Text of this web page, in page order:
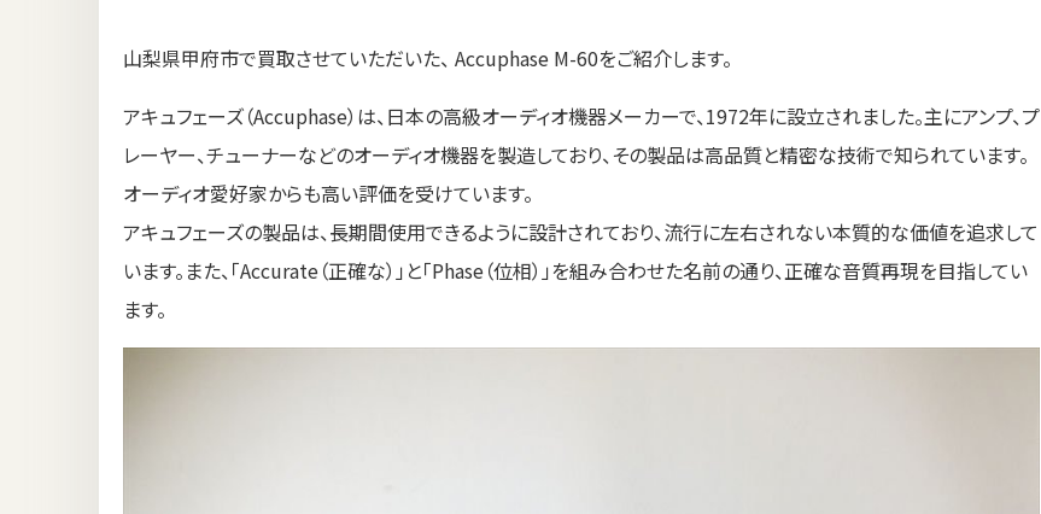
山梨県甲府市で買取させていただいた、 Accuphase M-60をご紹介します。
アキュフェーズ（Accuphase）は、日本の高級オーディオ機器メーカーで、1972年に設立されました。主にアンプ、プ
レーヤー、チューナーなどのオーディオ機器を製造しており、その製品は高品質と精密な技術で知られています。
オーディオ愛好家からも高い評価を受けています。
アキュフェーズの製品は、長期間使用できるように設計されており、流行に左右されない本質的な価値を追求して
います。また、「Accurate（正確な）」と「Phase（位相）」を組み合わせた名前の通り、正確な音質再現を目指してい
ます。